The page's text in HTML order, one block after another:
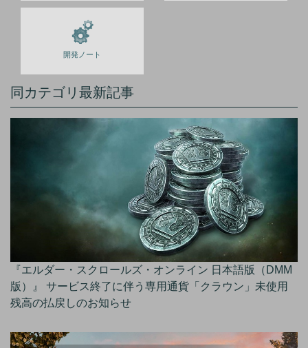
開発ノート
同カテゴリ最新記事
『エルダー・スクロールズ・オンライン 日本語版（DMM
版）』 サービス終了に伴う専用通貨「クラウン」未使用
残高の払戻しのお知らせ